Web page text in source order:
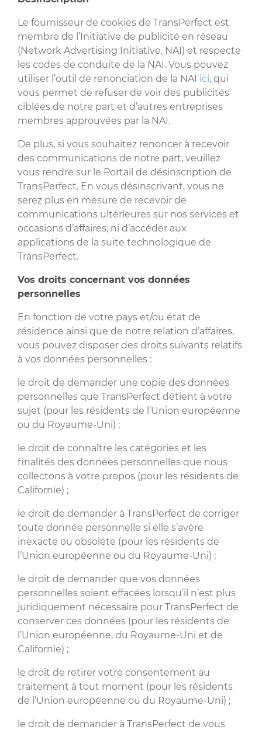
Le fournisseur de cookies de TransPerfect est
membre de l’Initiative de publicité en réseau
(Network Advertising Initiative, NAI) et respecte
les codes de conduite de la NAI. Vous pouvez
utiliser l’outil de renonciation de la NAI ici, qui
vous permet de refuser de voir des publicités
ciblées de notre part et d’autres entreprises
membres approuvées par la NAI.
De plus, si vous souhaitez renoncer à recevoir
des communications de notre part, veuillez
vous rendre sur le Portail de désinscription de
TransPerfect. En vous désinscrivant, vous ne
serez plus en mesure de recevoir de
communications ultérieures sur nos services et
occasions d’affaires, ni d’accéder aux
applications de la suite technologique de
TransPerfect.
Vos droits concernant vos données
personnelles
En fonction de votre pays et/ou état de
résidence ainsi que de notre relation d’affaires,
vous pouvez disposer des droits suivants relatifs
à vos données personnelles :
le droit de demander une copie des données
personnelles que TransPerfect détient à votre
sujet (pour les résidents de l’Union européenne
ou du Royaume-Uni) ;
le droit de connaître les catégories et les
finalités des données personnelles que nous
collectons à votre propos (pour les résidents de
Californie) ;
le droit de demander à TransPerfect de corriger
toute donnée personnelle si elle s’avère
inexacte ou obsolète (pour les résidents de
l’Union européenne ou du Royaume-Uni) ;
le droit de demander que vos données
personnelles soient effacées lorsqu’il n’est plus
juridiquement nécessaire pour TransPerfect de
conserver ces données (pour les résidents de
l’Union européenne, du Royaume-Uni et de
Californie) ;
le droit de retirer votre consentement au
traitement à tout moment (pour les résidents
de l’Union européenne ou du Royaume-Uni) ;
le droit de demander à TransPerfect de vous